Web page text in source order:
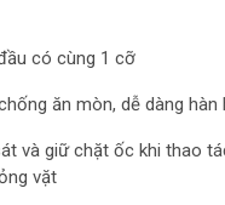
có cùng 1 cỡ
ăn mòn, dễ dàng hàn
và giữ chặt ốc khi thao
vặt